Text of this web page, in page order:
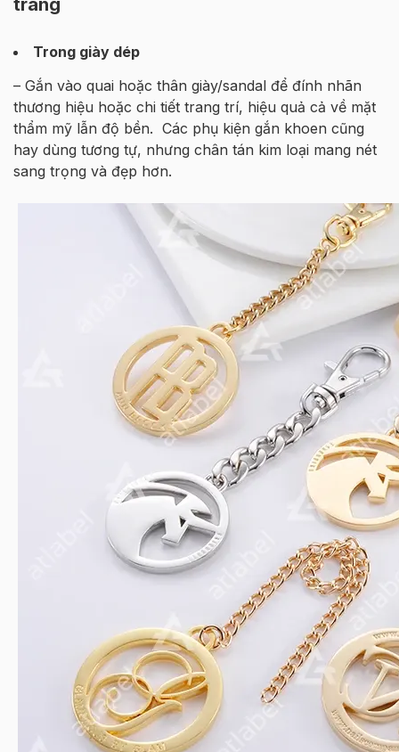
trang
Trong giày dép
– Gắn vào quai hoặc thân giày/sandal để đính nhãn
thương hiệu hoặc chi tiết trang trí, hiệu quả cả về mặt
thẩm mỹ lẫn độ bền. Các phụ kiện gắn khoen cũng
hay dùng tương tự, nhưng chân tán kim loại mang nét
sang trọng và đẹp hơn.